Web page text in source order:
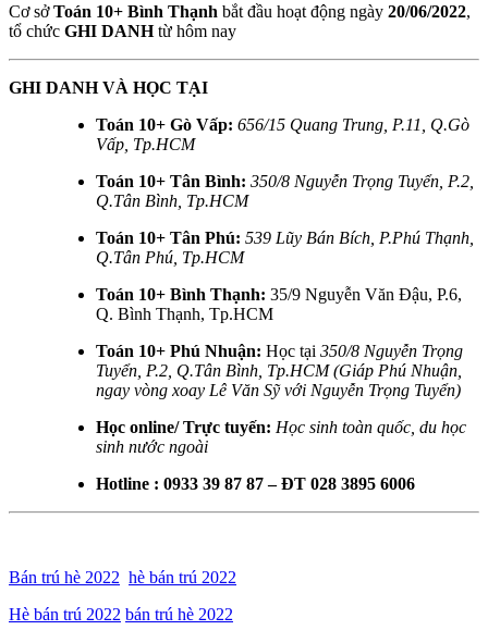
Cơ sởToán 10+ Bình Thạnh bắt đầu hoạt động ngày 20/06/2022,
tổ chức GHI DANHtừ hôm nay
GHI DANH VÀ HỌC TẠI
Toán 10+ Gò Vấp: 656/15 Quang Trung, P.11, Q.Gò
Vấp, Tp.HCM
Toán 10+ Tân Bình: 350/8 Nguyễn Trọng Tuyển, P.2,
Q.Tân Bình, Tp.HCM
Toán 10+ Tân Phú: 539 Lũy Bán Bích, P.Phú Thạnh,
Q.Tân Phú, Tp.HCM
Toán 10+ Bình Thạnh: 35/9 Nguyễn Văn Đậu, P.6,
Q. Bình Thạnh, Tp.HCM
Toán 10+ Phú Nhuận: Học tại 350/8 Nguyễn Trọng
Tuyển, P.2, Q.Tân Bình, Tp.HCM (Giáp Phú Nhuận,
ngay vòng xoay Lê Văn Sỹ với Nguyễn Trọng Tuyển)
Học online/ Trực tuyến: Học sinh toàn quốc, du học
sinh nước ngoài
Hotline : 0933 39 87 87 – ĐT 028 3895 6006
Bán trú hè 2022 hè bán trú 2022
Hè bán trú 2022 bán trú hè 2022